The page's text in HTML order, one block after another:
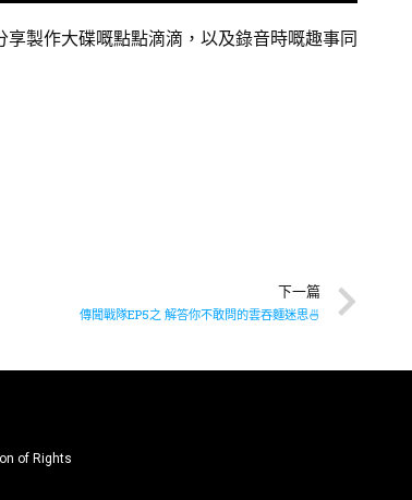
製作大碟嘅點點滴滴，以及錄音時嘅趣事同
下一篇
傳聞戰隊EP5之 解答你不敢問的雲吞麵迷思🍜
of Rights